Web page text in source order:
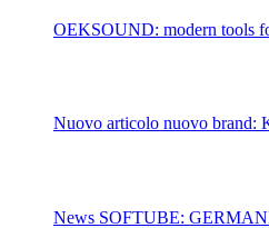
OEKSOUND: modern tools
Nuovo articolo nuovo brand:
News